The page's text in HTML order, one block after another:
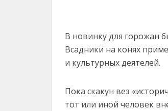
В новинку для горожан
Всадники на конях
и культурных деятелей.
Пока скакун вез
тот или иной человек